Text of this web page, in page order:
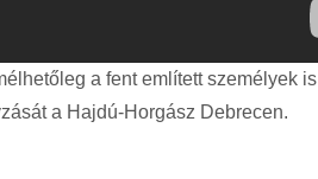
a fent említett személyek is
a Hajdú-Horgász Debrecen.